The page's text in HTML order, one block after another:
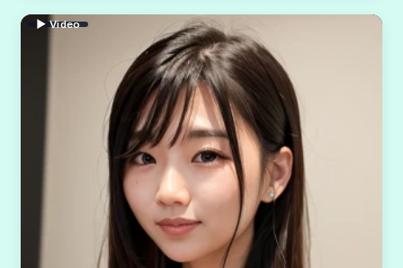
▶ Video